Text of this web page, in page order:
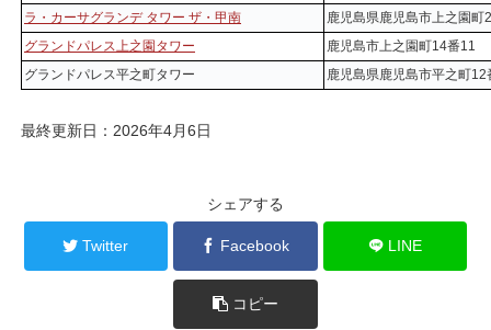
ラ・カーサグランデ タワー ザ・甲南
鹿児島県鹿児島市上之園町
グランドパレス上之園タワー
鹿児島市上之園町14番11
グランドパレス平之町タワー
鹿児島県鹿児島市平之町12
最終更新日：2026年4月6日
シェアする
Twitter Facebook LINE
コピー